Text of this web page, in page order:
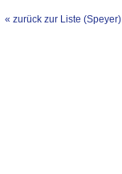
« zurück zur Liste (Speyer)